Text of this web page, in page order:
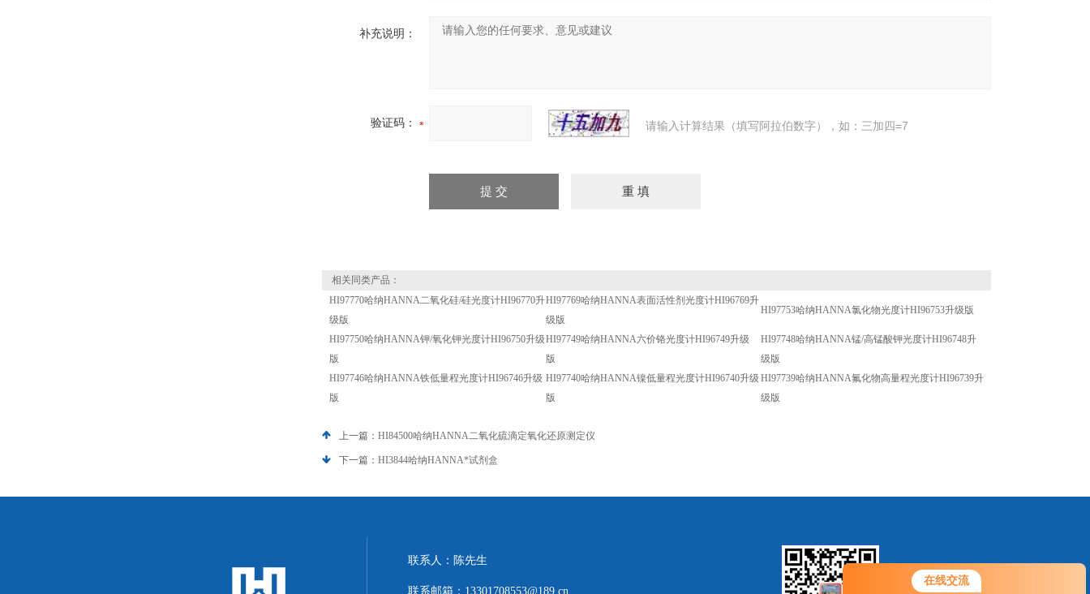
在线交流
补充说明：
验证码： 请输入计算结果（填写阿拉伯数字），如：三加四=7
相关同类产品：
HI97770哈纳HANNA二氧化硅/硅光度计HI96770升
级版
HI97769哈纳HANNA表面活性剂光度计HI96769升
级版
HI97753哈纳HANNA氯化物光度计HI96753升级版
HI97750哈纳HANNA钾/氧化钾光度计HI96750升级
版
HI97749哈纳HANNA六价铬光度计HI96749升级
版
HI97748哈纳HANNA锰/高锰酸钾光度计HI96748升
级版
HI97746哈纳HANNA铁低量程光度计HI96746升级
版
HI97740哈纳HANNA镍低量程光度计HI96740升级
版
HI97739哈纳HANNA氟化物高量程光度计HI96739升
级版
上一篇： HI84500哈纳HANNA二氧化硫滴定氧化还原测定仪
下一篇： HI3844哈纳HANNA*试剂盒
联系人：陈先生
联系邮箱：13301708553@189.cn